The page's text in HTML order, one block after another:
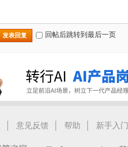
发表回复 回帖后跳转到最后一页
| 意见反馈 | 帮助 | 新手入门